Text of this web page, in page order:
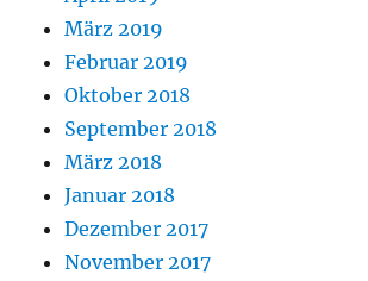
März 2019
Februar 2019
Oktober 2018
September 2018
März 2018
Januar 2018
Dezember 2017
November 2017